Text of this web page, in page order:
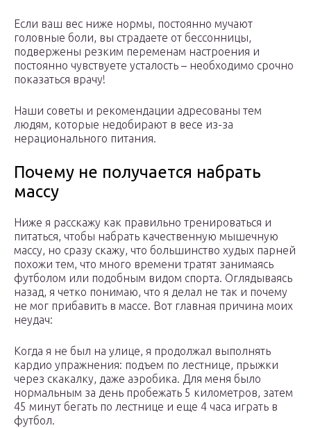
Если ваш вес ниже нормы, постоянно мучают
головные боли, вы страдаете от бессонницы,
подвержены резким переменам настроения и
постоянно чувствуете усталость – необходимо срочно
показаться врачу!
Наши советы и рекомендации адресованы тем
людям, которые недобирают в весе из-за
нерационального питания.
Почему не получается набрать
массу
Ниже я расскажу как правильно тренироваться и
питаться, чтобы набрать качественную мышечную
массу, но сразу скажу, что большинство худых парней
похожи тем, что много времени тратят занимаясь
футболом или подобным видом спорта. Оглядываясь
назад, я четко понимаю, что я делал не так и почему
не мог прибавить в массе. Вот главная причина моих
неудач:
Когда я не был на улице, я продолжал выполнять
кардио упражнения: подъем по лестнице, прыжки
через скакалку, даже аэробика. Для меня было
нормальным за день пробежать 5 километров, затем
45 минут бегать по лестнице и еще 4 часа играть в
футбол.